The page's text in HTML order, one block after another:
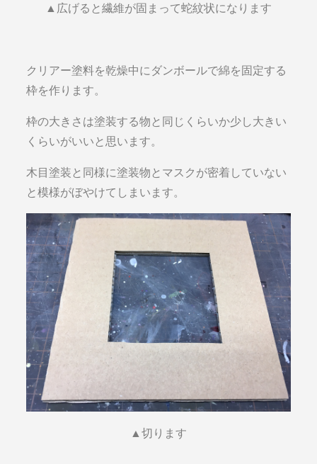
▲広げると繊維が固まって蛇紋状になります
クリアー塗料を乾燥中にダンボールで綿を固定する
枠を作ります。
枠の大きさは塗装する物と同じくらいか少し大きい
くらいがいいと思います。
木目塗装と同様に塗装物とマスクが密着していない
と模様がぼやけてしまいます。
▲切ります